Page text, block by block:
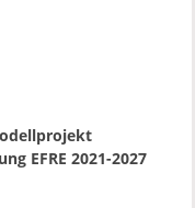
EFRE 2021-2027